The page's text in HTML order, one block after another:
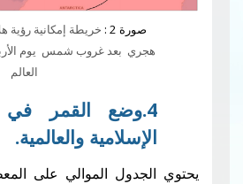
خريطة إمكانية رؤية هلال صفر لسنة 1445
هجري بعد غروب شمس يوم الأربعاء 16 أوت 2023 في
القمر في بعض المدن
والعالمية.
الموالي على المعطيات الفلكية ليوم